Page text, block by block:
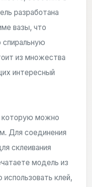
разработана
вазы, что
спиральную
из множества
интересный
которую можно
Для соединения
склеивания
модель из
клей,